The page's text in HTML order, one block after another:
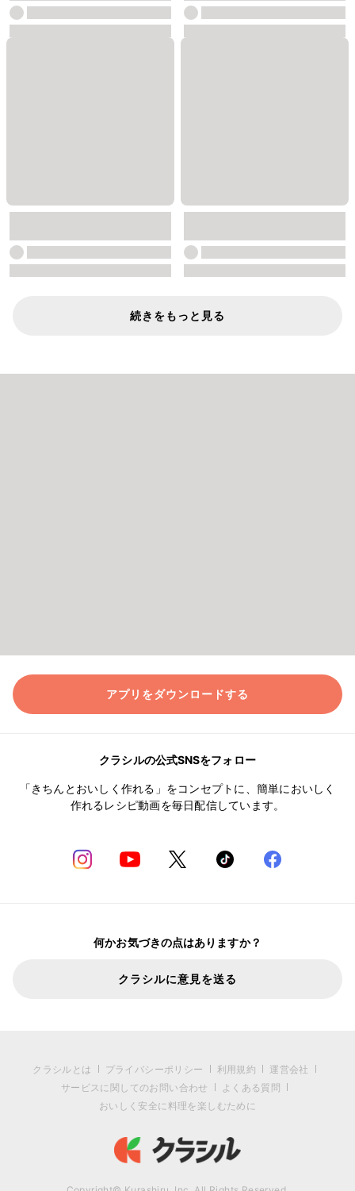
続きをもっと見る
アプリをダウンロードする
クラシルの公式SNSをフォロー
「きちんとおいしく作れる」をコンセプトに、簡単においしく
作れるレシピ動画を毎日配信しています。
何かお気づきの点はありますか？
クラシルに意見を送る
クラシルとは プライバシーポリシー 利用規約
運営会社
サービスに関してのお問い合わせ
よくある質問
おいしく安全に料理を楽しむために